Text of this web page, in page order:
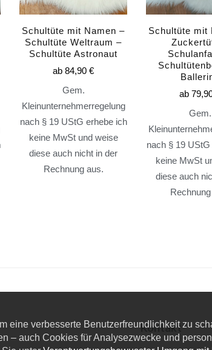
Schultüte mit Namen –
Schultüte Weltraum –
Schultüte Astronaut
ab84,90€
Gem.
Kleinunternehmerregelung
nach § 19 UStG erhebe ich
keine MwSt und weise
diese auch nicht in der
Rechnung aus.
Schultüte mit
ab
Gem.
nach § 19
keine MwSt
diese auch
Kontakt
eine verbesserte Benutzerfreundlichkeit zu
– auch Cookies für Analysezwecke und